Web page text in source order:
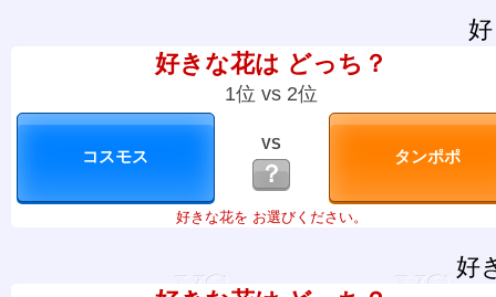
好きな花は どっち？
1位 vs 2位
VS
？
好きな花を お選びください。
好